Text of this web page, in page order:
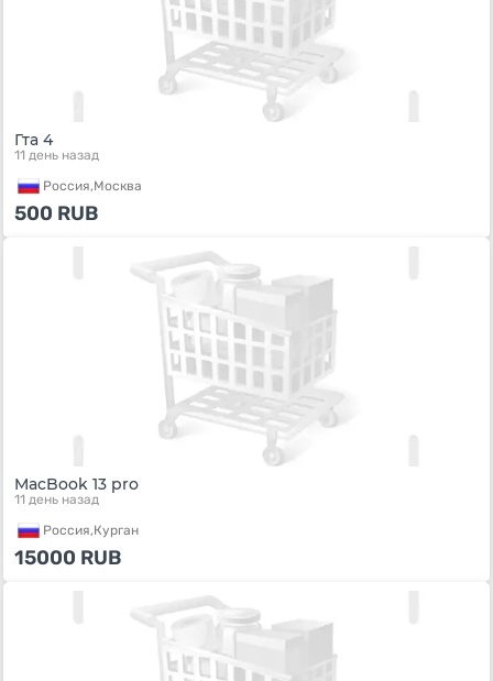
Гта 4
11 день назад
Россия,Москва
500 RUB
MacBook 13 pro
11 день назад
Россия,Курган
15000 RUB